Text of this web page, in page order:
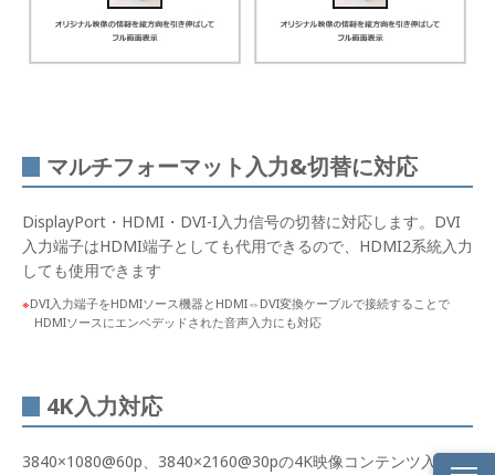
マルチフォーマット入力&切替に対応
DisplayPort・HDMI・DVI-I入力信号の切替に対応します。DVI
入力端子はHDMI端子としても代用できるので、HDMI2系統入力
しても使用できます
DVI入力端子をHDMIソース機器とHDMI⇔DVI変換ケーブルで接続することで
HDMIソースにエンベデッドされた音声入力にも対応
4K入力対応
3840×1080@60p、3840×2160@30pの4K映像コンテンツ入力に